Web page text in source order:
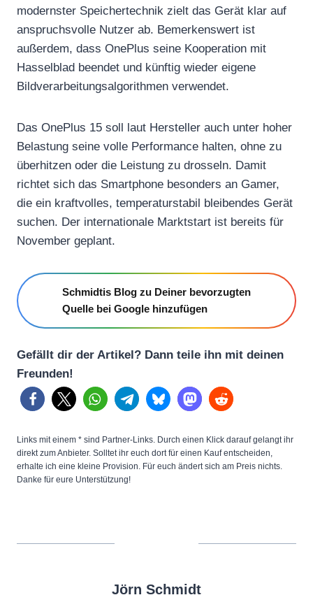
modernster Speichertechnik zielt das Gerät klar auf
anspruchsvolle Nutzer ab. Bemerkenswert ist
außerdem, dass OnePlus seine Kooperation mit
Hasselblad beendet und künftig wieder eigene
Bildverarbeitungsalgorithmen verwendet.
Das OnePlus 15 soll laut Hersteller auch unter hoher
Belastung seine volle Performance halten, ohne zu
überhitzen oder die Leistung zu drosseln. Damit
richtet sich das Smartphone besonders an Gamer,
die ein kraftvolles, temperaturstabil bleibendes Gerät
suchen. Der internationale Marktstart ist bereits für
November geplant.
Schmidtis Blog zu Deiner bevorzugten
Quelle bei Google hinzufügen
Gefällt dir der Artikel? Dann teile ihn mit deinen
Freunden!
Links mit einem * sind Partner-Links. Durch einen Klick darauf gelangt ihr
direkt zum Anbieter. Solltet ihr euch dort für einen Kauf entscheiden,
erhalte ich eine kleine Provision. Für euch ändert sich am Preis nichts.
Danke für eure Unterstützung!
Jörn Schmidt